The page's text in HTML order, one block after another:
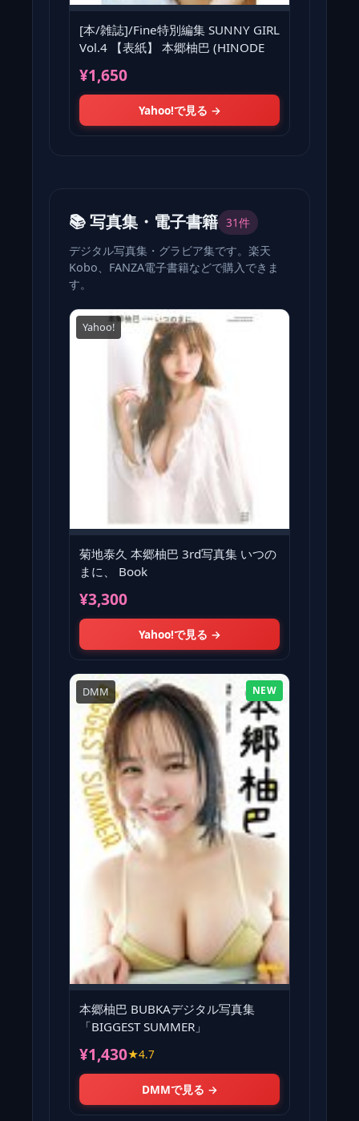
[本/雑誌]/Fine特別編集 SUNNY GIRL
Vol.4 【表紙】 本郷柚巴 (HINODE
¥1,650
Yahoo!で見る →
📚 写真集・電子書籍 31件
デジタル写真集・グラビア集です。楽天
Kobo、FANZA電子書籍などで購入できま
す。
Yahoo!
菊地泰久 本郷柚巴 3rd写真集 いつの
まに、 Book
¥3,300
Yahoo!で見る →
DMM NEW
本郷柚巴 BUBKAデジタル写真集
「BIGGEST SUMMER」
¥1,430★4.7
DMMで見る →